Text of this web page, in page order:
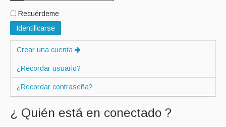
Recuérdeme
Identificarse
Crear una cuenta
¿Recordar usuario?
¿Recordar contraseña?
¿ Quién está en conectado ?